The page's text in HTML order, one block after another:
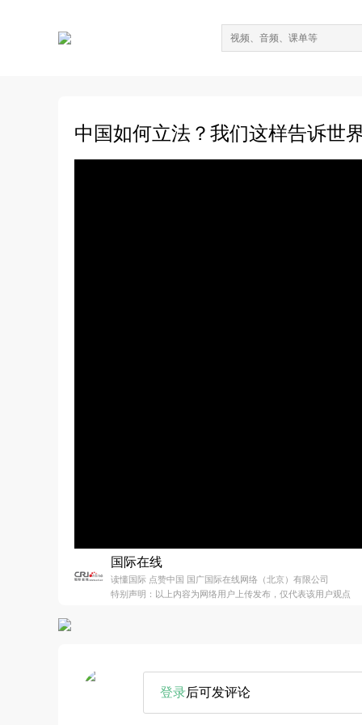
中国如何立法？我们这样告诉世
国际在线
读懂国际 点赞中国 国广国际在线网络（北京）有限公司
特别声明：以上内容为网络用户上传发布，仅代表该用户观点
登录后可发评论